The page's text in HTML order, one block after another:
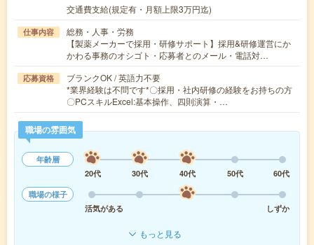
交通費支給(規定有・月額上限3万円迄)
仕事内容
総務・人事・労務
【製薬メーカーで採用・研修サポート】採用&研修運営にか
かわる事務のオシゴト・応募者とのメール・電話対…
応募資格
ブランクOK / 英語力不要
*業界経験は不問です*〇採用・社内研修の経験をお持ちの方
〇PCスキルExcel:基本操作、四則演算・…
職場の雰囲気
年齢層
20代
30代 40代 50代
60代
職場の様子
活気がある
しずか
もっと見る